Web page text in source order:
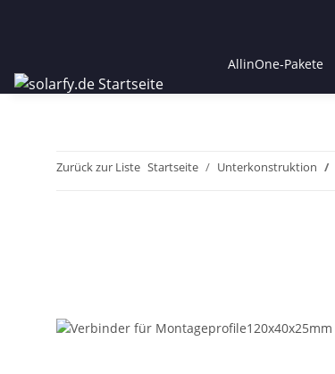
AllinOne-Pakete
Zurück zur Liste Startseite Unterkonstruktion